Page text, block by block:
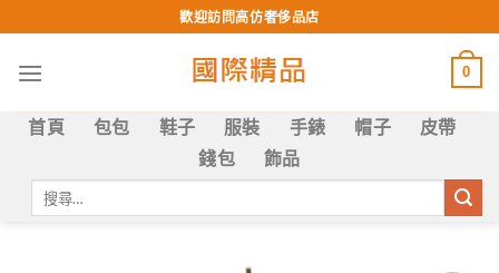
to
content
歡迎訪問高仿奢侈品店
0
首頁 包包 鞋子 服裝 手錶 帽子
皮帶
錢包
飾品